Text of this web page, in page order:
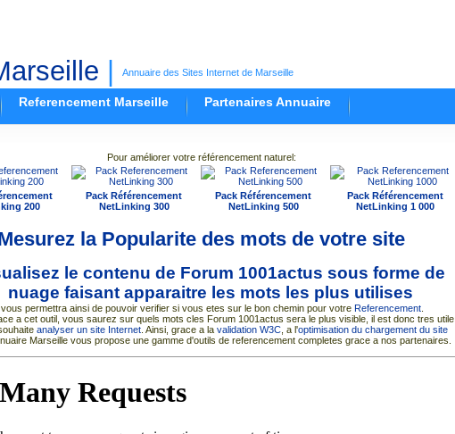
Annuaire des Sites Internet de Marseille
Referencement Marseille Partenaires Annuaire
Pour améliorer votre référencement naturel:
200
Pack Référencement
NetLinking 300
Pack Référencement
NetLinking 500
Pack Référencement
NetLinking 1 000
la Popularite des mots de votre site
le contenu de Forum 1001actus sous forme de
nuage faisant apparaitre les mots les plus utilises
permettra ainsi de pouvoir verifier si vous etes sur le bon chemin pour votre Referencement.
a cet outil, vous saurez sur quels mots cles Forum 1001actus sera le plus visible, il est donc tres utile
analyser un site Internet. Ainsi, grace a la validation W3C, a l'optimisation du chargement du site
Marseille vous propose une gamme d'outils de referencement completes grace a nos partenaires.